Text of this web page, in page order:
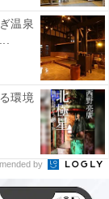
温泉
環境
by